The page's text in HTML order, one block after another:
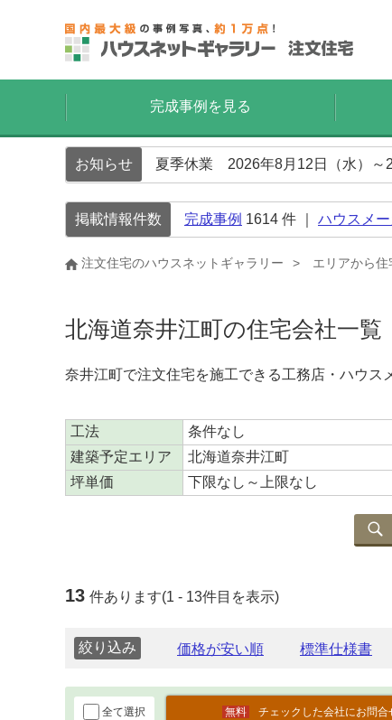
完成事例を見る
お知らせ 夏季休業 2026年8月12日（水）
掲載情報件数 完成事例 1614 件 ｜ ハウスメ
注文住宅のハウスネットギャラリー エリアから
北海道奈井江町の住宅会社一覧
奈井江町で注文住宅を施工できる工務店・ハウス
工法 条件なし
建築予定エリア
北海道奈井江町
坪単価
下限なし～上限なし
13 件あります(1 - 13件目を表示)
絞り込み
全て選択 チェックした会社にお問合